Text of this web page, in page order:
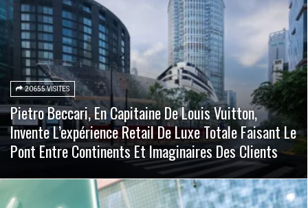
20655 VISITES
Pietro Beccari, En Capitaine De Louis Vuitton,
Invente L’expérience Retail De Luxe Totale Faisant Le
Pont Entre Continents Et Imaginaires Des Clients